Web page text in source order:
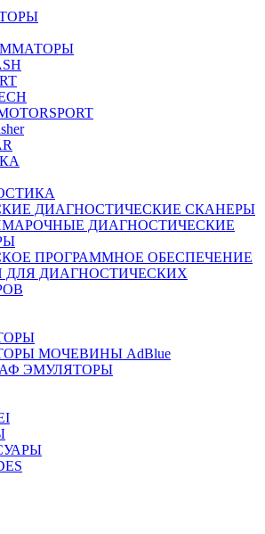
ДИАГНОСТИЧЕСКИЕ СКАНЕРЫ
ДИАГНОСТИЧЕСКИЕ
ПРОГРАММНОЕ ОБЕСПЕЧЕНИЕ
ДЛЯ ДИАГНОСТИЧЕСКИХ
МОЧЕВИНЫ АdBlue
ЭМУЛЯТОРЫ